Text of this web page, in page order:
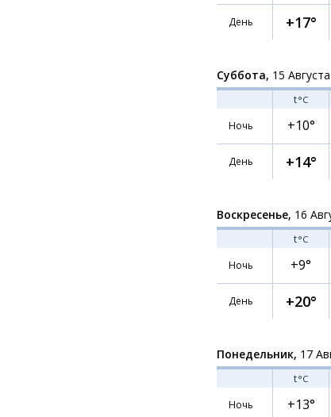
День +17°
Суббота, 15 Августа
t°C
Ночь
+10°
День +14°
Воскресенье, 16
t°C
Ночь
+9°
День +20°
Понедельник, 17
t°C
Ночь
+13°